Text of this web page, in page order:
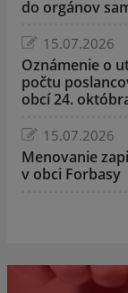
do orgánov
15.07.2026
Oznámenie o
počtu
obcí 24.
15.07.2026
Menovanie
v obci Forbasy